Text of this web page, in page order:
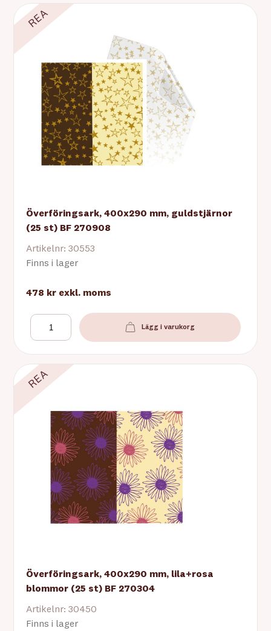
REA
Överföringsark, 400x290 mm, guldstjärnor
(25 st) BF 270908
Artikelnr: 30553
Finns i lager
478 kr exkl. moms
Lägg i varukorg
REA
Överföringsark, 400x290 mm, lila+rosa
blommor (25 st) BF 270304
Artikelnr: 30450
Finns i lager